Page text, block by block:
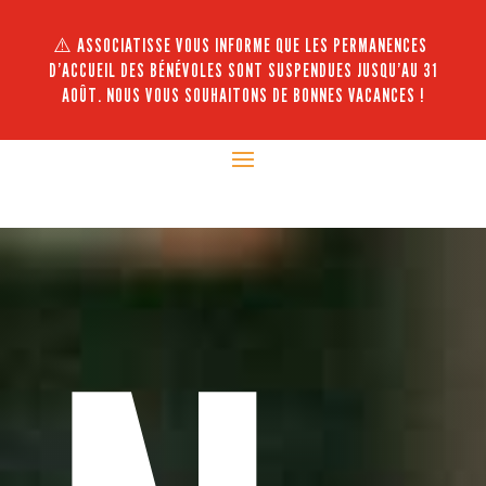
⚠️ ASSOCIATISSE VOUS INFORME QUE LES PERMANENCES
D’ACCUEIL DES BÉNÉVOLES SONT SUSPENDUES JUSQU’AU 31
AOÛT. NOUS VOUS SOUHAITONS DE BONNES VACANCES !